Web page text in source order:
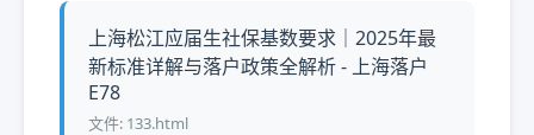
上海松江应届生社保基数要求｜2025年最
新标准详解与落户政策全解析 - 上海落户
E78
文件: 133.html